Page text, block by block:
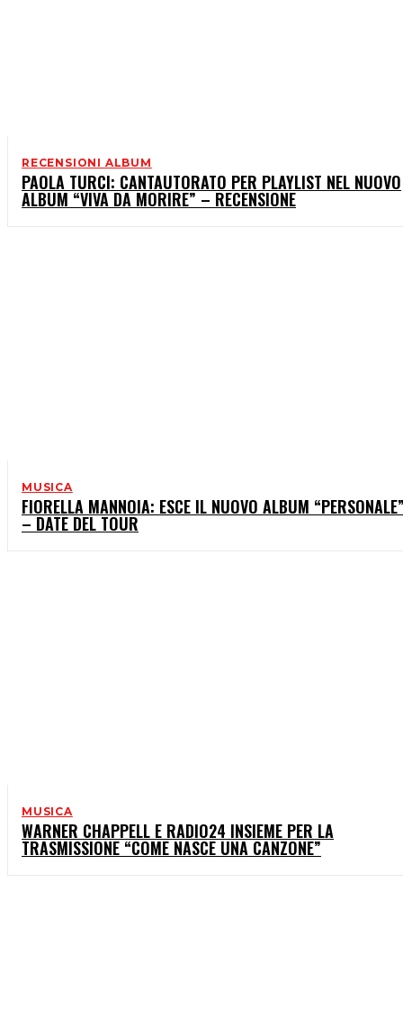
RECENSIONI ALBUM
PAOLA TURCI: CANTAUTORATO PER PLAYLIST NEL NUOVO
ALBUM “VIVA DA MORIRE” – RECENSIONE
MUSICA
FIORELLA MANNOIA: ESCE IL NUOVO ALBUM
– DATE DEL TOUR
MUSICA
WARNER CHAPPELL E RADIO24 INSIEME PER LA
TRASMISSIONE “COME NASCE UNA CANZONE”